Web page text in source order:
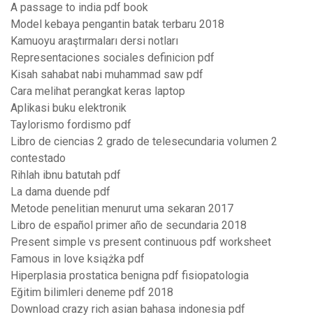
A passage to india pdf book
Model kebaya pengantin batak terbaru 2018
Kamuoyu araştırmaları dersi notları
Representaciones sociales definicion pdf
Kisah sahabat nabi muhammad saw pdf
Cara melihat perangkat keras laptop
Aplikasi buku elektronik
Taylorismo fordismo pdf
Libro de ciencias 2 grado de telesecundaria volumen 2
contestado
Rihlah ibnu batutah pdf
La dama duende pdf
Metode penelitian menurut uma sekaran 2017
Libro de español primer año de secundaria 2018
Present simple vs present continuous pdf worksheet
Famous in love książka pdf
Hiperplasia prostatica benigna pdf fisiopatologia
Eğitim bilimleri deneme pdf 2018
Download crazy rich asian bahasa indonesia pdf